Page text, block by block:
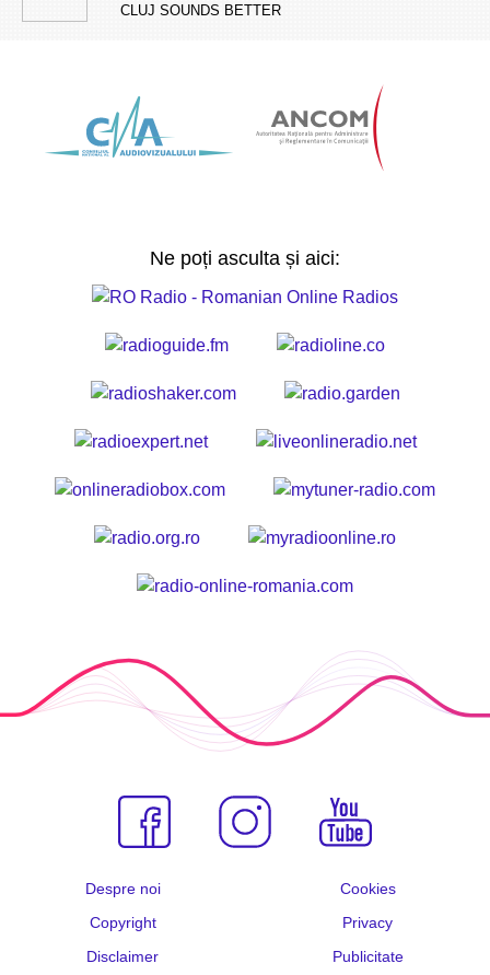
CLUJ SOUNDS BETTER
Ne poți asculta și aici:
Despre noi
Cookies
Copyright
Privacy
Disclaimer
Publicitate